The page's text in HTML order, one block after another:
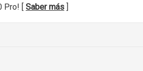
Pro! [ Saber más ]